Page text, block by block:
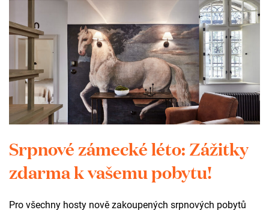
Kontakt
+420 602 565 309
tic@zamekzdar.cz
SOCIÁLNÍ SÍTĚ
fb
ig
Srpnové zámecké léto: Zážitky
zdarma k vašemu pobytu!
Pro všechny hosty nově zakoupených srpnových pobytů